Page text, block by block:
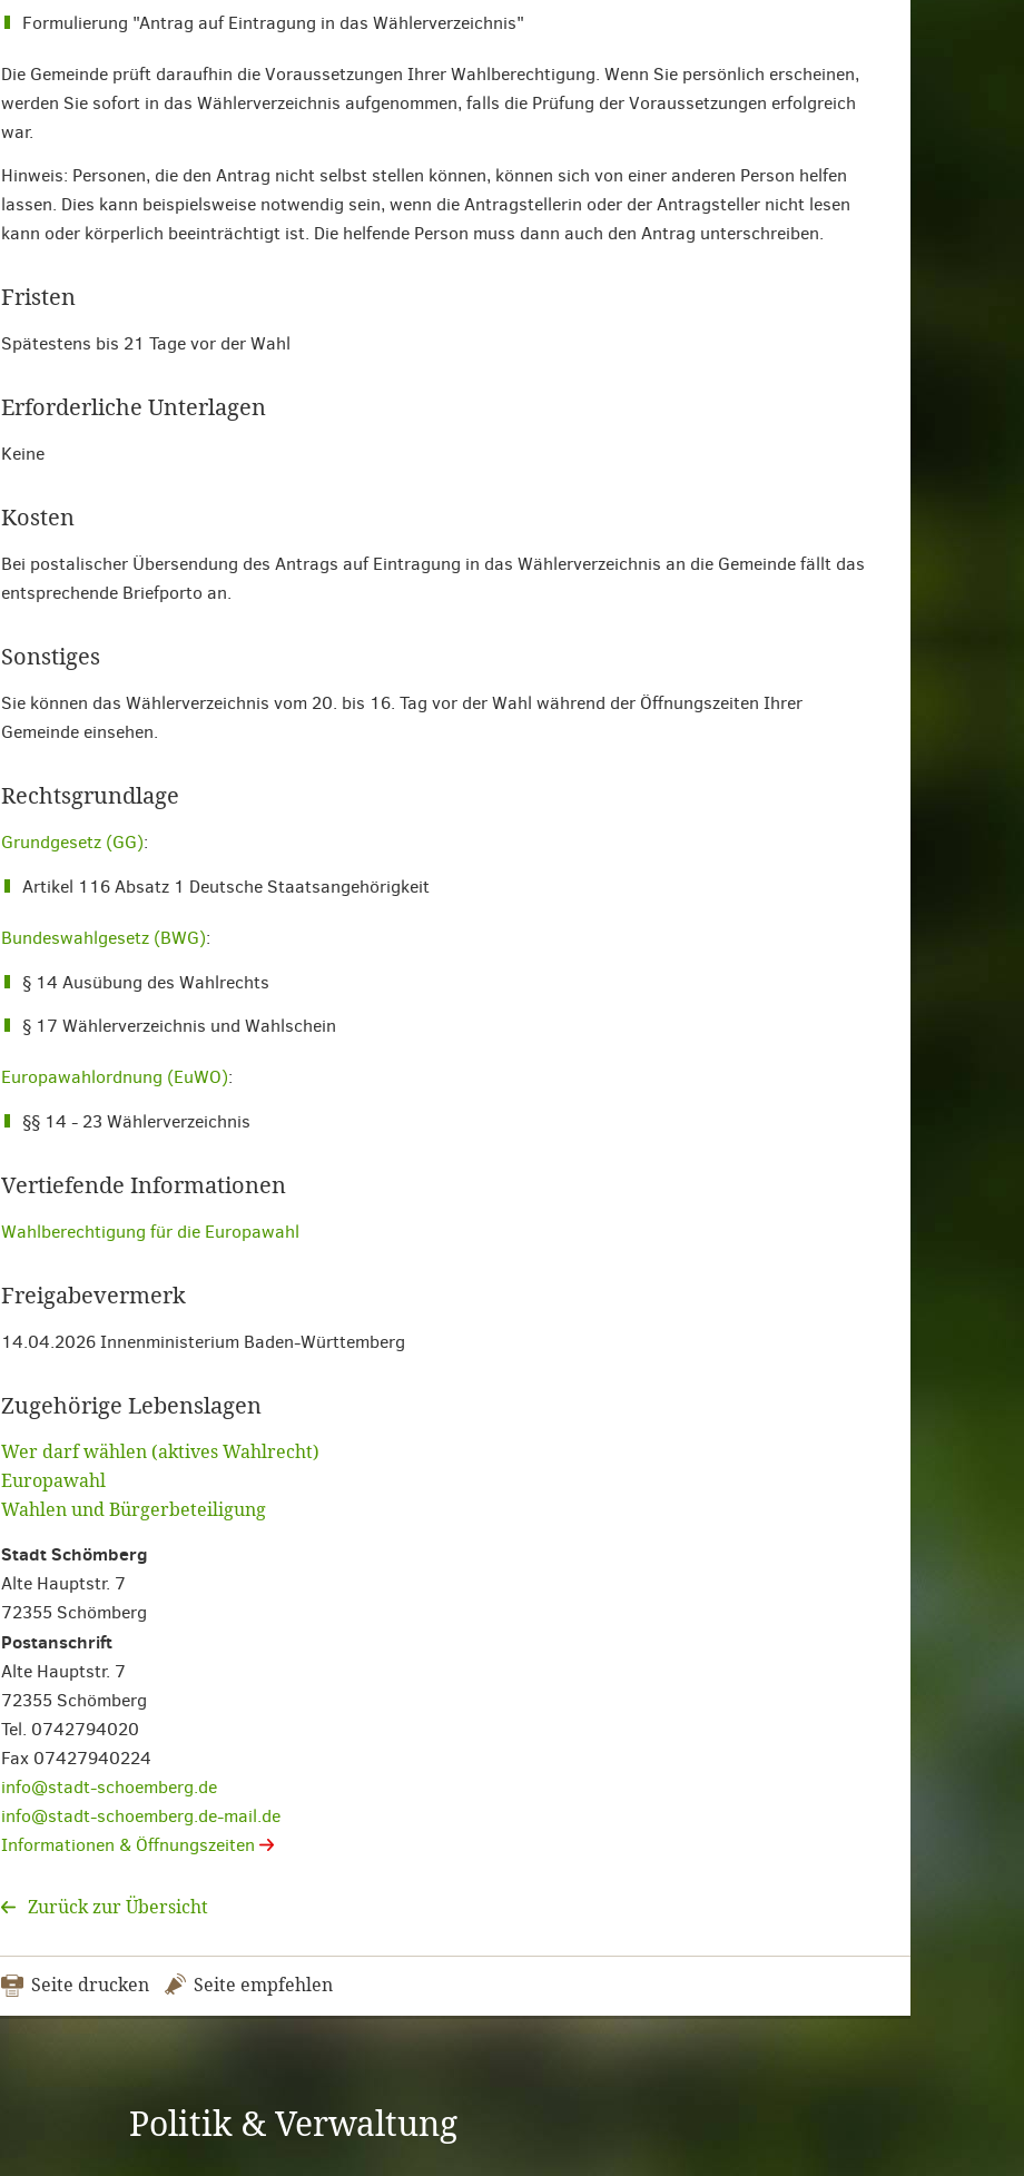
Formulierung "Antrag auf Eintragung in das Wählerverzeichnis"
Die Gemeinde prüft daraufhin die Voraussetzungen Ihrer Wahlberechtigung. Wenn Sie persönlich erscheinen,
werden Sie sofort in das Wählerverzeichnis aufgenommen, falls die Prüfung der Voraussetzungen erfolgreich
war.
Hinweis: Personen, die den Antrag nicht selbst stellen können, können sich von einer anderen Person helfen
lassen. Dies kann beispielsweise notwendig sein, wenn die Antragstellerin oder der Antragsteller nicht lesen
kann oder körperlich beeinträchtigt ist. Die helfende Person muss dann auch den Antrag unterschreiben.
Fristen
Spätestens bis 21 Tage vor der Wahl
Erforderliche Unterlagen
Keine
Kosten
Bei postalischer Übersendung des Antrags auf Eintragung in das Wählerverzeichnis an die Gemeinde fällt das
entsprechende Briefporto an.
Sonstiges
Sie können das Wählerverzeichnis vom 20. bis 16. Tag vor der Wahl während der Öffnungszeiten Ihrer
Gemeinde einsehen.
Rechtsgrundlage
Grundgesetz (GG):
Artikel 116 Absatz 1 Deutsche Staatsangehörigkeit
Bundeswahlgesetz (BWG):
§ 14 Ausübung des Wahlrechts
§ 17 Wählerverzeichnis und Wahlschein
Europawahlordnung (EuWO):
§§ 14 - 23 Wählerverzeichnis
Vertiefende Informationen
Wahlberechtigung für die Europawahl
Freigabevermerk
14.04.2026 Innenministerium Baden-Württemberg
Zugehörige Lebenslagen
Wer darf wählen (aktives Wahlrecht)
Europawahl
Wahlen und Bürgerbeteiligung
Stadt Schömberg
Alte Hauptstr. 7
72355 Schömberg
Postanschrift
Alte Hauptstr. 7
72355 Schömberg
Tel. 0742794020
Fax 07427940224
info@stadt-schoemberg.de
info@stadt-schoemberg.de-mail.de
Informationen & Öffnungszeiten
Zurück zur Übersicht
Seite drucken Seite empfehlen
Politik & Verwaltung